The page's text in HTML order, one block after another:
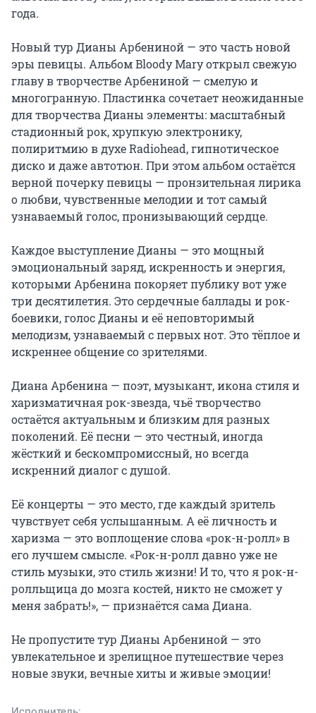
года.
Новый тур Дианы Арбениной — это часть новой
эры певицы. Альбом Bloody Mary открыл свежую
главу в творчестве Арбениной — смелую и
многогранную. Пластинка сочетает неожиданные
для творчества Дианы элементы: масштабный
стадионный рок, хрупкую электронику,
полиритмию в духе Radiohead, гипнотическое
диско и даже автотюн. При этом альбом остаётся
верной почерку певицы — пронзительная лирика
о любви, чувственные мелодии и тот самый
узнаваемый голос, пронизывающий сердце.
Каждое выступление Дианы — это мощный
эмоциональный заряд, искренность и энергия,
которыми Арбенина покоряет публику вот уже
три десятилетия. Это сердечные баллады и рок-
боевики, голос Дианы и её неповторимый
мелодизм, узнаваемый с первых нот. Это тёплое и
искреннее общение со зрителями.
Диана Арбенина — поэт, музыкант, икона стиля и
харизматичная рок-звезда, чьё творчество
остаётся актуальным и близким для разных
поколений. Её песни — это честный, иногда
жёсткий и бескомпромиссный, но всегда
искренний диалог с душой.
Её концерты — это место, где каждый зритель
чувствует себя услышанным. А её личность и
харизма — это воплощение слова «рок-н-ролл» в
его лучшем смысле. «Рок-н-ролл давно уже не
стиль музыки, это стиль жизни! И то, что я рок-н-
ролльщица до мозга костей, никто не сможет у
меня забрать!», — признаётся сама Диана.
Не пропустите тур Дианы Арбениной — это
увлекательное и зрелищное путешествие через
новые звуки, вечные хиты и живые эмоции!